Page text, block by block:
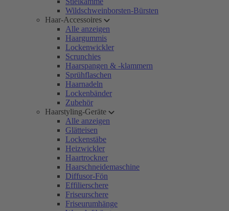
Wildschweinborsten-Bürsten
Haar-Accessoires
Alle anzeigen
Haargummis
Lockenwickler
Scrunchies
Haarspangen & -klammern
Sprühflaschen
Haarnadeln
Lockenbänder
Zubehör
Haarstyling-Geräte
Alle anzeigen
Glätteisen
Lockenstäbe
Heizwickler
Haartrockner
Haarschneidemaschine
Diffusor-Fön
Effilierschere
Friseurschere
Friseurumhänge